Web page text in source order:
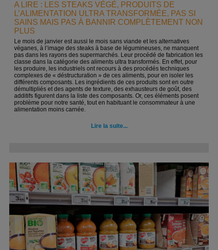
A LIRE : LES STEAKS VÉGÉ, PRODUITS DE
L’ALIMENTATION ULTRA TRANSFORMÉE, PAS SI
SAINS MAIS PAS À BANNIR COMPLÈTEMENT NON
PLUS
Le mois de janvier est aussi le mois sans viande et les alternatives
véganes, à l’image des steaks à base de légumineuses, ne manquent
pas dans les rayons des supermarchés. Leur procédé de fabrication les
classe dans la catégorie des aliments ultra transformés. En effet, pour
les produire, les industriels ont recours à des procédés techniques
complexes de « déstructuration » de ces aliments, pour en isoler les
différents composants. Les ingrédients de ces produits sont en outre
démultipliés et des agents de texture, des exhausteurs de goût, des
additifs figurent dans la liste des composants. Or, ces éléments posent
problème pour notre santé, tout en habituant le consommateur à une
alimentation moins carnée.
Lire la suite...